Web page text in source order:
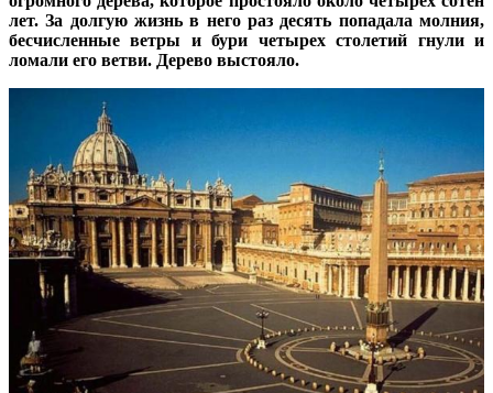
лет. За долгую жизнь в него раз десять попадала молния,
бесчисленные ветры и бури четырех столетий гнули и
ломали его ветви. Дерево выстояло.